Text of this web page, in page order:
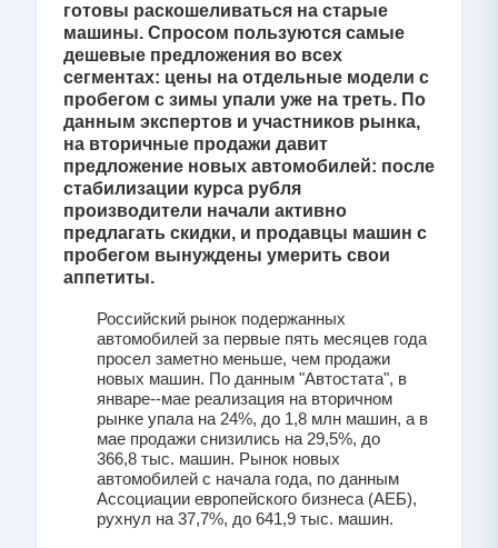
готовы раскошеливаться на старые
машины. Спросом пользуются самые
дешевые предложения во всех
сегментах: цены на отдельные модели с
пробегом с зимы упали уже на треть. По
данным экспертов и участников рынка,
на вторичные продажи давит
предложение новых автомобилей: после
стабилизации курса рубля
производители начали активно
предлагать скидки, и продавцы машин с
пробегом вынуждены умерить свои
аппетиты.
Российский рынок подержанных
автомобилей за первые пять месяцев года
просел заметно меньше, чем продажи
новых машин. По данным "Автостата", в
январе--мае реализация на вторичном
рынке упала на 24%, до 1,8 млн машин, а в
мае продажи снизились на 29,5%, до
366,8 тыс. машин. Рынок новых
автомобилей с начала года, по данным
Ассоциации европейского бизнеса (АЕБ),
рухнул на 37,7%, до 641,9 тыс. машин.